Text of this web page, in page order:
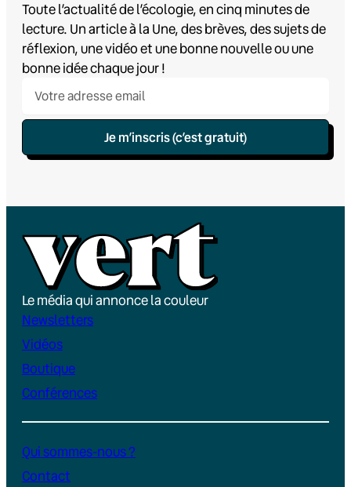
Toute l’actualité de l’écologie, en cinq minutes de
lecture. Un article à la Une, des brèves, des sujets de
réflexion, une vidéo et une bonne nouvelle ou une
bonne idée chaque jour !
Je m’inscris (c’est gratuit)
Le média qui annonce la couleur
Newsletters
Vidéos
Boutique
Conférences
Qui sommes-nous ?
Contact